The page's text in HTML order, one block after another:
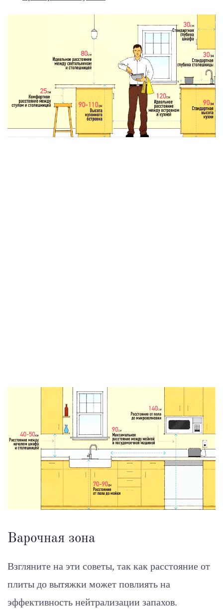
Варочная зона
Взгляните на эти советы, так как расстояние от
плиты до вытяжки может повлиять на
эффективность нейтрализации запахов.